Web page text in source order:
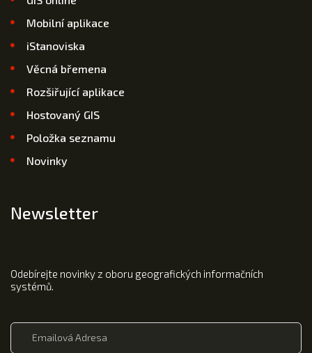
Mobilní aplikace
iStanoviska
Věcná břemena
Rozšiřující aplikace
Hostovaný GIS
Položka seznamu
Novinky
Newsletter
Odebírejte novinky z oboru geografických informačních
systémů.